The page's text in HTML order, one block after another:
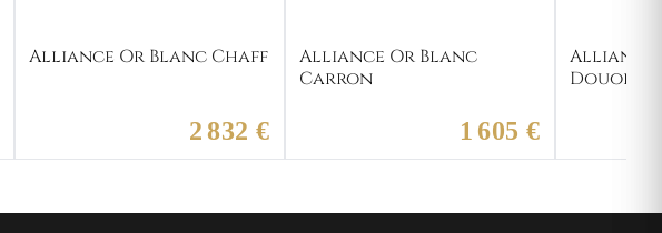
Alliance Or Blanc Chaff
2 832 €
Alliance Or Blanc
Carron
1 605 €
Alliance
Douohou